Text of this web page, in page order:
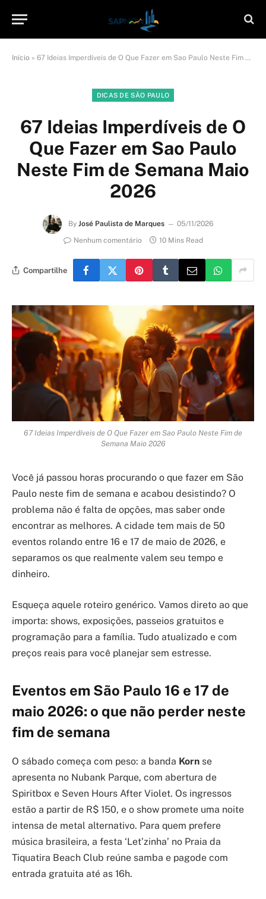
Início » 67 Ideias Imperdíveis de O Que Fazer em Sao Paulo Neste Fim de Semana Maio 2026
DICAS DE SÃO PAULO
67 Ideias Imperdíveis de O
Que Fazer em Sao Paulo
Neste Fim de Semana Maio
2026
By José Paulista de Marques
05/11/2026
Nenhum comentário
10 Mins Read
Compartilhe
67 Ideias Imperdíveis de O Que Fazer em Sao Paulo Neste Fim de
Semana Maio 2026
Você já passou horas procurando o que fazer em São
Paulo neste fim de semana e acabou desistindo? O
problema não é falta de opções, mas saber onde
encontrar as melhores. A cidade tem mais de 50
eventos rolando entre 16 e 17 de maio de 2026, e
separamos os que realmente valem seu tempo e
dinheiro.
Esqueça aquele roteiro genérico. Vamos direto ao que
importa: shows, exposições, passeios gratuitos e
programação para a família. Tudo atualizado e com
preços reais para você planejar sem estresse.
Eventos em São Paulo 16 e 17 de
maio 2026: o que não perder neste
fim de semana
O sábado começa com peso: a banda Korn se
apresenta no Nubank Parque, com abertura de
Spiritbox e Seven Hours After Violet. Os ingressos
estão a partir de R$ 150, e o show promete uma noite
intensa de metal alternativo. Para quem prefere
música brasileira, a festa ‘Let’zinha’ no Praia da
Tiquatira Beach Club reúne samba e pagode com
entrada gratuita até as 16h.